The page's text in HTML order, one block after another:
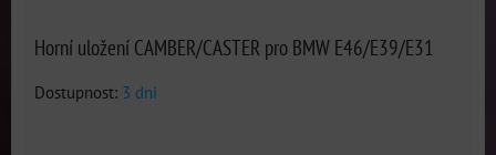
Horní uložení CAMBER/CASTER pro BMW E46/E39/E31
Dostupnost: 3 dni